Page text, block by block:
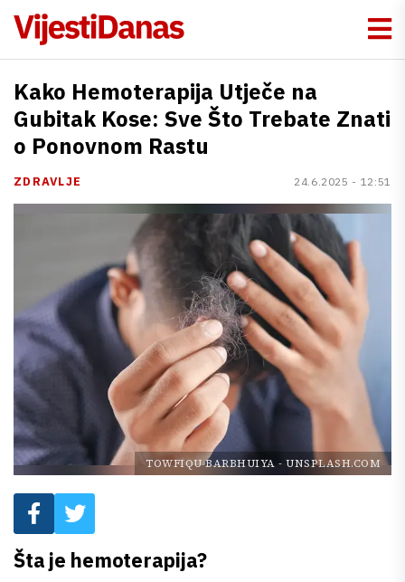
Kako Hemoterapija Utječe na
Gubitak Kose: Sve Što Trebate Znati
o Ponovnom Rastu
ZDRAVLJE 24.6.2025 - 12:51
TOWFIQU BARBHUIYA - UNSPLASH.COM
Šta je hemoterapija?